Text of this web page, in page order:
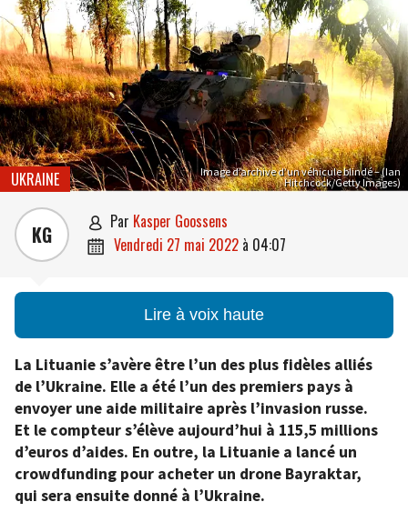
Image d’archive d’un véhicule blindé – (Ian
Hitchcock/Getty Images)
UKRAINE
KG  par Kasper Goossens
 vendredi 27 mai 2022 à 04:07
Lire à voix haute
La Lituanie s’avère être l’un des plus fidèles alliés
de l’Ukraine. Elle a été l’un des premiers pays à
envoyer une aide militaire après l’invasion russe.
Et le compteur s’élève aujourd’hui à 115,5 millions
d’euros d’aides. En outre, la Lituanie a lancé un
crowdfunding pour acheter un drone Bayraktar,
qui sera ensuite donné à l’Ukraine.